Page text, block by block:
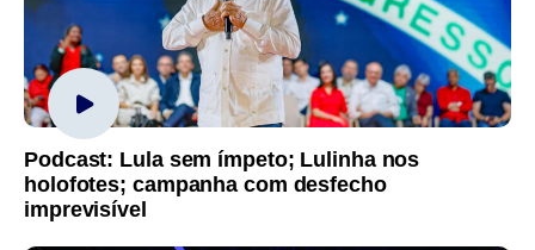
Podcast: Lula sem ímpeto; Lulinha nos
holofotes; campanha com desfecho
imprevisível